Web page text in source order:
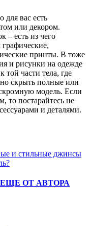
вас есть
или декором.
– есть из чего
принты. В тоже
и рисунки на одежде
той части тела, где
скрыть полные или
модель. Если
то постарайтесь не
и деталями.
и стильные джинсы
ЕЩЕ ОТ АВТОРА